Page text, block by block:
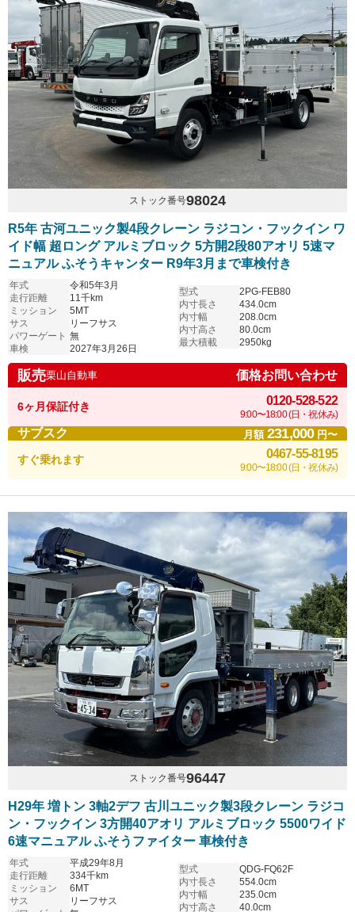
ストック番号98024
R5年 古河ユニック製4段クレーン ラジコン・フックイン ワ
イド幅 超ロング アルミブロック 5方開2段80アオリ 5速マ
ニュアル ふそうキャンター R9年3月まで車検付き
年式
令和5年3月
走行距離
11千km
ミッション
5MT
サス
リーフサス
パワーゲート 無
車検
2027年3月26日
型式
2PG-FEB80
内寸長さ
434.0cm
内寸幅
208.0cm
内寸高さ
80.0cm
最大積載
2950kg
販売栗山自動車 価格お問い合わせ
6ヶ月保証付き 0120-528-522
9:00〜18:00 (日・祝休み)
サブスク 月額231,000円〜
すぐ乗れます 0467-55-8195
9:00〜18:00 (日・祝休み)
ストック番号96447
H29年 増トン 3軸2デフ 古川ユニック製3段クレーン ラジコ
ン・フックイン 3方開40アオリ アルミブロック 5500ワイド
6速マニュアル ふそうファイター 車検付き
年式
平成29年8月
走行距離
334千km
ミッション
6MT
サス
リーフサス
型式
QDG-FQ62F
内寸長さ
554.0cm
内寸幅
235.0cm
内寸高さ
40.0cm